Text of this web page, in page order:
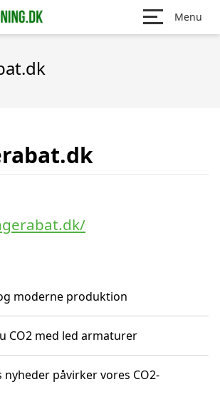
Menu
moderne produktion
CO2 med led armaturer
nyheder påvirker vores CO2-